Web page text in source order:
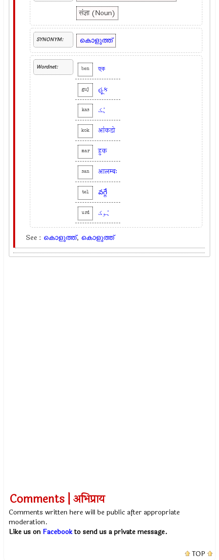
संज्ञा (Noun)
SYNONYM: കൊളുത്ത്
Wordnet: ben হুক
guj હૂક
kas ہُک
kok आंकडो
mar हुक
san आलम्बः
tel వగ్గే
urd ہُوک
See : കൊളുത്ത്, കൊളുത്ത്
Comments | अभिप्राय
Comments written here will be public after appropriate
moderation.
Like us on Facebookto send us a private message.
TOP